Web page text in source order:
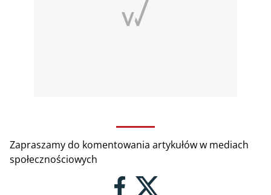
Zapraszamy do komentowania artykułów w mediach
społecznościowych